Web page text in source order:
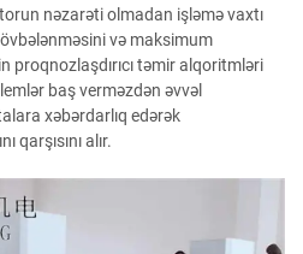
nəzarəti olmadan işləmə vaxtı
və maksimum
proqnozlaşdırıcı təmir alqoritmləri
baş verməzdən əvvəl
xəbərdarlıq edərək
qarşısını alır.